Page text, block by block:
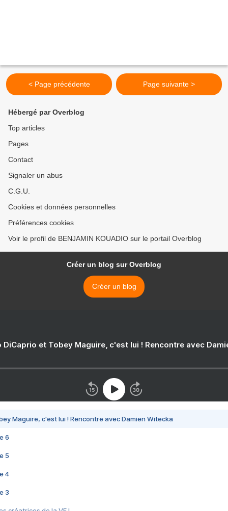
< Page précédente Page suivante >
Hébergé par Overblog
Top articles
Pages
Contact
Signaler un abus
C.G.U.
Cookies et données personnelles
Préférences cookies
Voir le profil de BENJAMIN KOUADIO sur le portail Overblog
Créer un blog sur Overblog
Créer un blog
DiCaprio et Tobey Maguire, c'est lui ! Rencontre avec
Maguire, c'est lui ! Rencontre avec Damien Witecka
6
5
4
3